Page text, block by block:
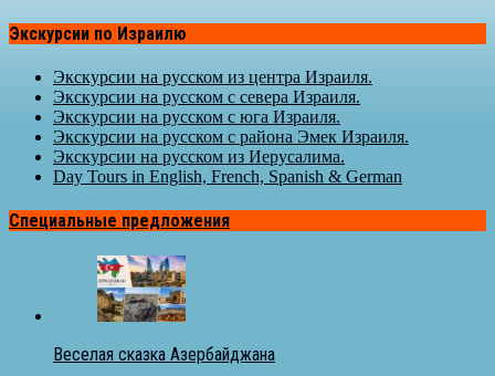
Экскурсии по Израилю
Экскурсии на русском из центра Израиля.
Экскурсии на русском с севера Израиля.
Экскурсии на русском с юга Израиля.
Экскурсии на русском с района Эмек Израиля.
Экскурсии на русском из Иерусалима.
Day Tours in English, French, Spanish & German
Специальные предложения
Веселая сказка Азербайджана